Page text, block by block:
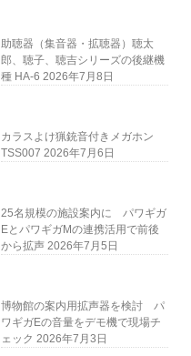
助聴器（集音器・拡聴器）聴太
郎、聴子、聴吉シリーズの後継機
種 HA-6 2026年7月8日
カラスよけ猟銃音付きメガホン
TSS007 2026年7月6日
25名規模の施設案内に パワギガ
EとパワギガMの連携活用で前後
から拡声 2026年7月5日
博物館の案内用拡声器を検討 パ
ワギガEの音量をデモ機で現場チ
ェック 2026年7月3日